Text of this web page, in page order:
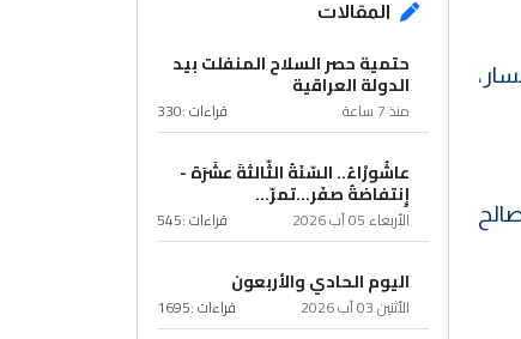
المقالات
حتمية حصر السلاح المنفلت بيد
الدولة العراقية
منذ 7 ساعة قراءات :330
عاشُورْاءُ.. السّنَةُ الثّالثةَ عشَرَة -
إِنتفاضةُ صفَر…تمرّ...
الأربعاء 05 آب 2026 قراءات :545
اليوم الحادي والأربعون
الأثنين 03 آب 2026 قراءات :1695